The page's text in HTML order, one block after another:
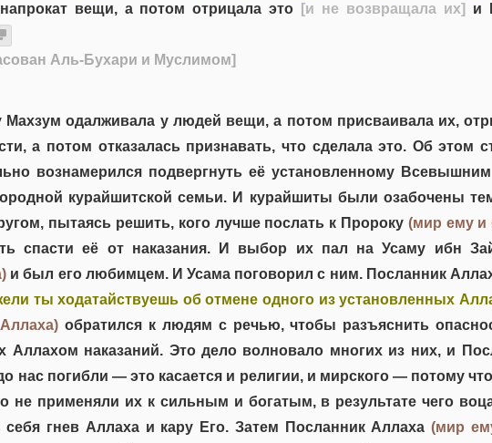
вещи, а потом отрицала это
[и не возвращала их] и
Аль-Бухари и Муслимом]
одалживала у людей вещи, а потом присваивала их,
а потом отказалась признавать, что сделала это. Об этом
вознамерился подвергнуть её установленному
курайшитской семьи. И курайшиты были озабочены
пытаясь решить, кого лучше послать к Пророку (мир ему и
спасти её от наказания. И выбор их пал на Усаму ибн
и был его любимцем. И Усама поговорил с ним. Посланник
ты ходатайствуешь об отмене одного из установленных
обратился к людям с речью, чтобы разъяснить
Аллахом наказаний. Это дело волновало многих из них, и
нас погибли — это касается и религии, и мирского — потому
применяли их к сильным и богатым, в результате чего
гнев Аллаха и кару Его. Затем Посланник Аллаха(мир